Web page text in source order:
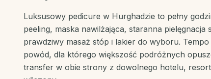
Luksusowy pedicure w Hurghadzie to pełny
peeling, maska nawilżająca, staranna
prawdziwy masaż stóp i lakier do wyboru.
powód, dla którego większość podróżnych
transfer w obie strony z dowolnego hotelu,